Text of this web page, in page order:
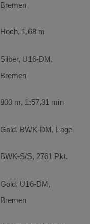
Bremen
Hoch, 1,68 m
Silber, U16-DM,
Bremen
800 m, 1:57,31 min
Gold, BWK-DM, Lage
BWK-S/S, 2761 Pkt.
Gold, U16-DM,
Bremen